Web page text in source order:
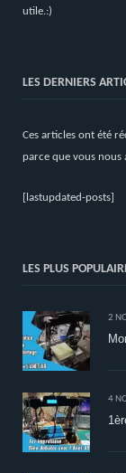
utile.:)
LES DERNIERS
Ces articles ont été
parce que vous nous
[lastupdated-posts]
LES PLUS
2
4